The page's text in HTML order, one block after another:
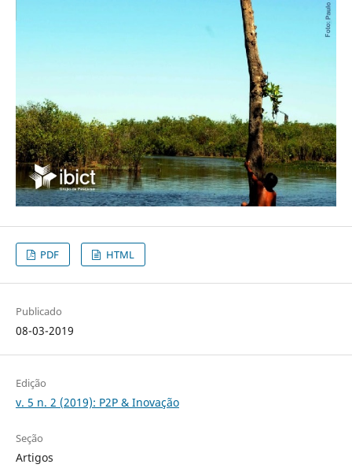
PDF HTML
Publicado
08-03-2019
Edição
v. 5 n. 2 (2019): P2P & Inovação
Seção
Artigos